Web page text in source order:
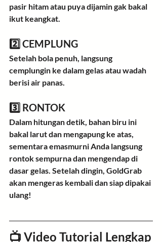
pasir hitam atau puya dijamin gak bakal
ikut keangkat
2️⃣ CEMPLUNG
Setelah bola penuh, langsung
cemplungin ke dalam gelas atau wadah
berisi air panas
3️⃣ RONTOK
Dalam hitungan detik, bahan biru ini
bakal larut dan mengapung ke atas,
sementara emasmurni Anda langsung
rontok sempurna dan mengendap di
dasar gelas . Setelah dingin, GoldGrab
akan mengeras kembali dan siap dipakai
ulang!
📺 Video Tutorial Lengkap